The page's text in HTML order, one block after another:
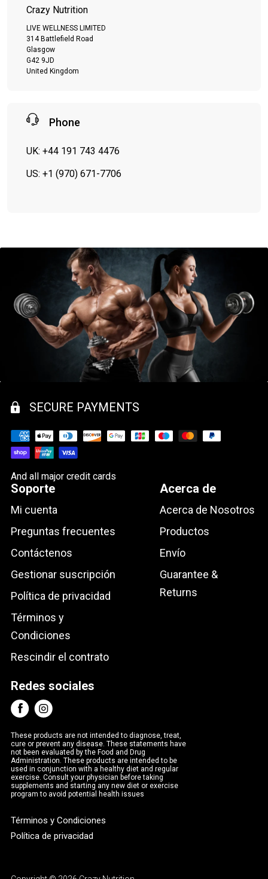
Crazy Nutrition
LIVE WELLNESS LIMITED
314 Battlefield Road
Glasgow
G42 9JD
United Kingdom
Phone
UK: +44 191 743 4476
US: +1 (970) 671-7706
SECURE PAYMENTS
And all major credit cards
Soporte
Mi cuenta
Preguntas frecuentes
Contáctenos
Gestionar suscripción
Política de privacidad
Términos y
Condiciones
Rescindir el contrato
Acerca de
Acerca de Nosotros
Productos
Envío
Guarantee &
Returns
Redes sociales
These products are not intended to diagnose, treat,
cure or prevent any disease. These statements have
not been evaluated by the Food and Drug
Administration. These products are intended to be
used in conjunction with a healthy diet and regular
exercise. Consult your physician before taking
supplements and starting any new diet or exercise
program to avoid potential health issues
Términos y Condiciones
Política de privacidad